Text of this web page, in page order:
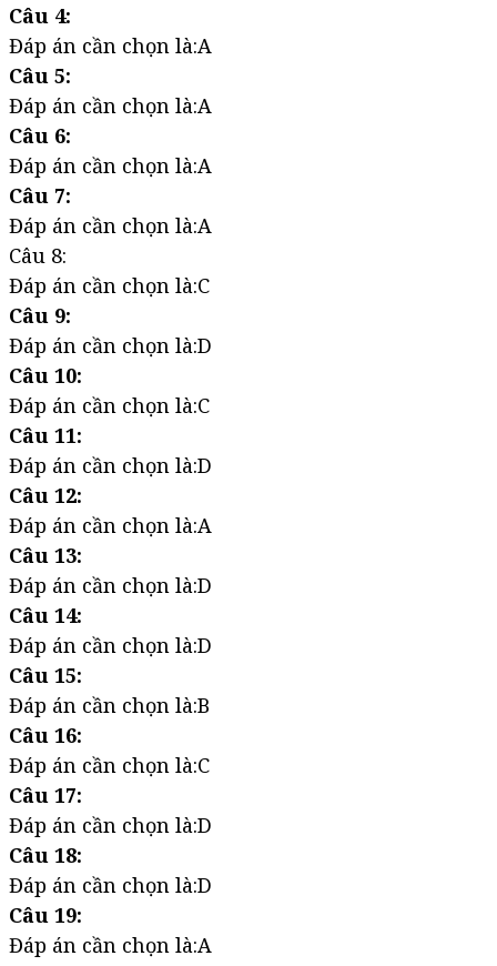
Câu 4:
Đáp án cần chọn là:A
Câu 5:
Đáp án cần chọn là:A
Câu 6:
Đáp án cần chọn là:A
Câu 7:
Đáp án cần chọn là:A
Câu 8:
Đáp án cần chọn là:C
Câu 9:
Đáp án cần chọn là:D
Câu 10:
Đáp án cần chọn là:C
Câu 11:
Đáp án cần chọn là:D
Câu 12:
Đáp án cần chọn là:A
Câu 13:
Đáp án cần chọn là:D
Câu 14:
Đáp án cần chọn là:D
Câu 15:
Đáp án cần chọn là:B
Câu 16:
Đáp án cần chọn là:C
Câu 17:
Đáp án cần chọn là:D
Câu 18:
Đáp án cần chọn là:D
Câu 19:
Đáp án cần chọn là:A